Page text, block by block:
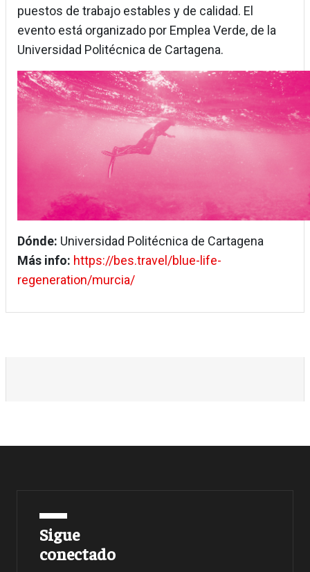
puestos de trabajo estables y de calidad. El
evento está organizado por Emplea Verde, de la
Universidad Politécnica de Cartagena.
Dónde: Universidad Politécnica de Cartagena
Más info: https://bes.travel/blue-life-
regeneration/murcia/
Sigue
conectado